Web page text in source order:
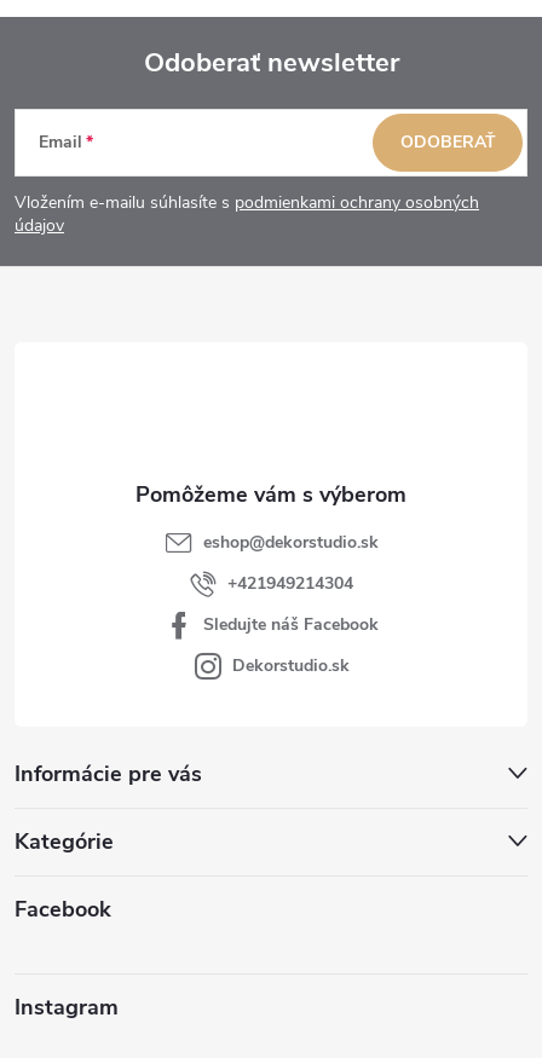
Z
á
p
Odoberať newsletter
Email
Vložením e-mailu súhlasíte s podmienkami ochrany osobných
údajov
ODOBERAŤ
Informácie pre vás
Kategórie
Facebook
Instagram
eshop@dekorstudio.sk
+421949214304
Sledujte náš Facebook
Dekorstudio.sk